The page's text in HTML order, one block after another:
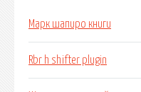
Марк шапиро книги
Rbr h shifter plugin